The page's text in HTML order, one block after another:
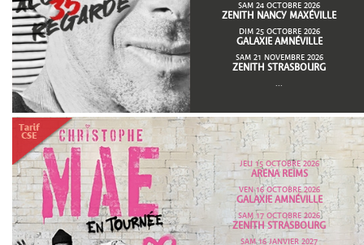
SAM 24 OCTOBRE 2026
ZENITH NANCY MAXÉVILLE
DIM 25 OCTOBRE 2026
GALAXIE AMNÉVILLE
SAM 21 NOVEMBRE 2026
ZENITH STRASBOURG
JEU 15 OCTOBRE 2026
ARENA REIMS
VEN 16 OCTOBRE 2026
GALAXIE AMNÉVILLE
SAM 17 OCTOBRE 2026
ZENITH STRASBOURG
SAM 16 JANVIER 2027